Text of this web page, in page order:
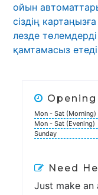
ойын
сіздің картаңызға
лезде төлемдерді
қамтамасыз
Mon - Sat (Morning)
Mon - Sat (Evening)
Sunday
Need
Just make